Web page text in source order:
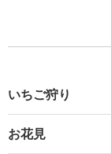
いちご狩り
お花見